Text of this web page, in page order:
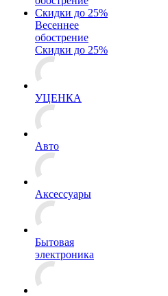
Весеннее
обострение
Скидки до 25%
УЦЕНКА
Авто
Аксессуары
Бытовая
электроника